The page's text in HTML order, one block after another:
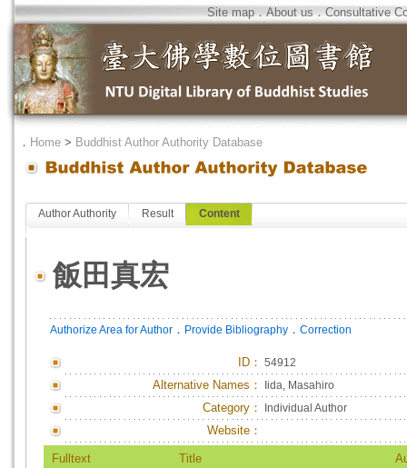
Site map．About us．Consultative
． Home > Buddhist Author Authority Database
Author Authority Result Content
飯田真宏
Authorize Area for Author ． Provide Bibliography ． Correction
ID ： 54912
Alternative Names： Iida, Masahiro
Category： Individual Author
Website：
Fulltext Title